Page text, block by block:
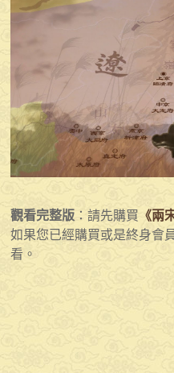
觀看完整版 ：請先購買 《兩
如果您已經購買或是終身會
看。